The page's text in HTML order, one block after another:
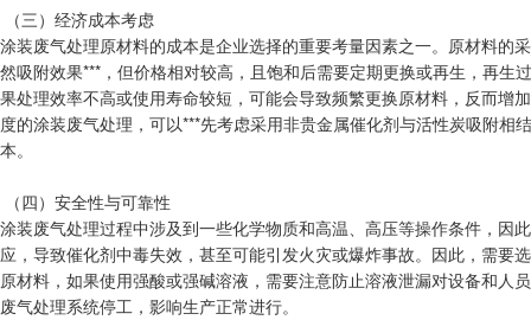
（三）经济成本考虑
涂装废气处理原材料的成本是企业选择的重要考量因素之一。原材料的
然吸附效果***，但价格相对较高，且饱和后需要定期更换或再生，再
果处理效率不高或使用寿命较短，可能会导致频繁更换原材料，反而增
度的涂装废气处理，可以***先考虑采用非贵金属催化剂与活性炭吸附
本。
（四）安全性与可靠性
涂装废气处理过程中涉及到一些化学物质和高温、高压等操作条件，因
应，导致催化剂中毒失效，甚至可能引发火灾或爆炸事故。因此，需要
原材料，如果使用强酸或强碱溶液，需要注意防止溶液泄漏对设备和
废气处理系统停工，影响生产正常进行。